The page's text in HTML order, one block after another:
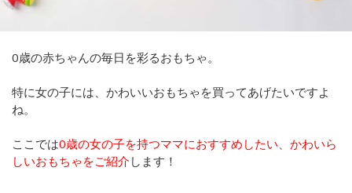
0歳の赤ちゃんの毎日を彩るおもちゃ。
特に女の子には、かわいいおもちゃを買ってあげたいですよ
ね。
ここでは0歳の女の子を持つママにおすすめしたい、かわいら
しいおもちゃをご紹介 します！